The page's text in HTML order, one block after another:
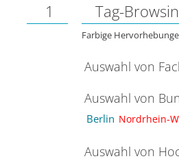
1 Tag-
Farbige
Auswahl von
Auswahl von
Berlin Nordrhein-
Auswahl von